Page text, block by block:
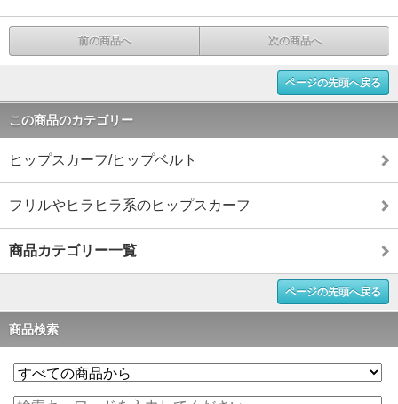
前の商品へ 次の商品へ
ページの先頭へ戻る
この商品のカテゴリー
ヒップスカーフ/ヒップベルト
フリルやヒラヒラ系のヒップスカーフ
商品カテゴリー一覧
ページの先頭へ戻る
商品検索